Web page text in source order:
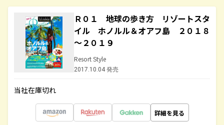
Ｒ０１ 地球の歩き方 リゾートスタ
イル ホノルル＆オアフ島 ２０１８
～２０１９
Resort Style
2017.10.04 発売
当社在庫切れ
詳細を見る